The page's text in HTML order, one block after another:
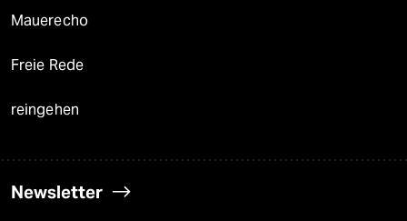
Mauerecho
Freie Rede
reingehen
Newsletter